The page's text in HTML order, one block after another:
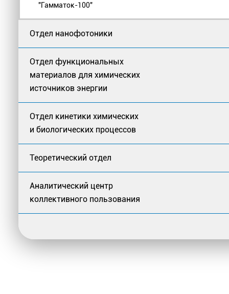
"Гамматок-100"
Отдел нанофотоники
Отдел функциональных
материалов для химических
источников энергии
Отдел кинетики химических
и биологических процессов
Теоретический отдел
Аналитический центр
коллективного пользования